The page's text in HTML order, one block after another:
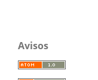
Avisos